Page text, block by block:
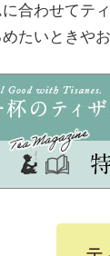
合わせてテ
たいときや